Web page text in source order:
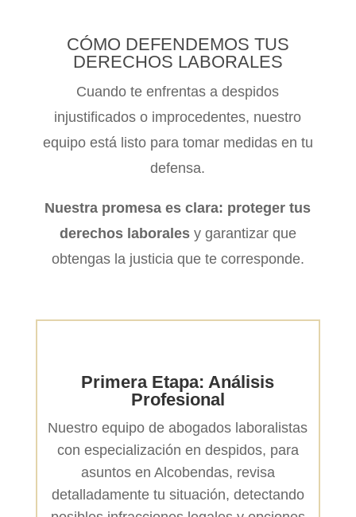
CÓMO DEFENDEMOS TUS
DERECHOS LABORALES
Cuando te enfrentas a despidos
injustificados o improcedentes, nuestro
equipo está listo para tomar medidas en tu
defensa.
Nuestra promesa es clara: proteger tus
derechos laboralesy garantizar que
obtengas la justicia que te corresponde.
Primera Etapa: Análisis
Profesional
Nuestro equipo de abogados laboralistas
con especialización en despidos, para
asuntos en Alcobendas, revisa
detalladamente tu situación, detectando